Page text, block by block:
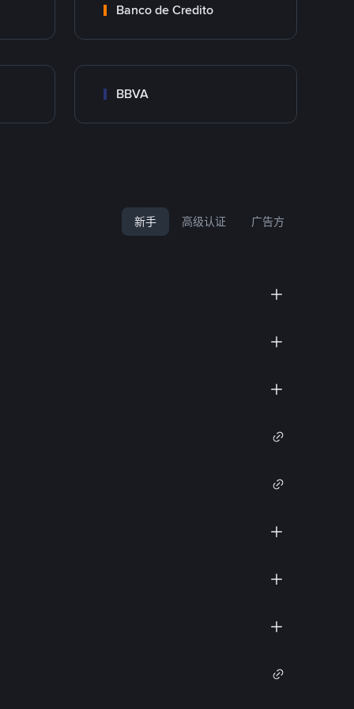
Banco de Credito
BBVA
新手 高级认证 广告方